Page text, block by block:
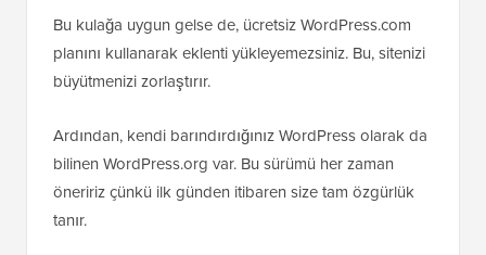
Bu kulağa uygun gelse de, ücretsiz WordPress.com
planını kullanarak eklenti yükleyemezsiniz. Bu, sitenizi
büyütmenizi zorlaştırır.
Ardından, kendi barındırdığınız WordPress olarak da
bilinen WordPress.org var. Bu sürümü her zaman
öneririz çünkü ilk günden itibaren size tam özgürlük
tanır.